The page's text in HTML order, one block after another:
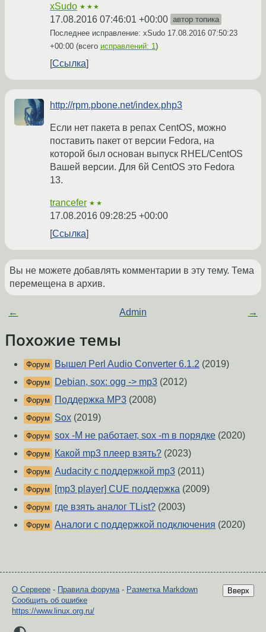
xSudo ★★★
17.08.2016 07:46:01 +00:00 автор топика
Последнее исправление: xSudo 17.08.2016 07:50:23
+00:00 (всего исправлений: 1 )
Ссылка
http://rpm.pbone.net/index.php3
Если нет пакета в репах CentOS, можно
поставить пакет от версии Fedora, на
которой был основан выпуск RHEL/CentOS
Вашей версии. Для 6й CentOS это Fedora
13.
trancefer ★★
17.08.2016 09:28:25 +00:00
Ссылка
Вы не можете добавлять комментарии в эту тему. Тема
перемещена в архив.
← Admin →
Похожие темы
Форум Вышел Perl Audio Converter 6.1.2 (2019)
Форум Debian, sox: ogg -> mp3 (2012)
Форум Поддержка MP3 (2008)
Форум Sox (2019)
Форум sox -M не работает, sox -m в порядке (2020)
Форум Какой mp3 плеер взять? (2023)
Форум Audacity с поддержкой mp3 (2011)
Форум [mp3 player] CUE поддержка (2009)
Форум где взять аналог TList? (2003)
Форум Аналоги с поддержкой подключения (2020)
Вверх
О Сервере - Правила форума - Разметка Markdown
Сообщить об ошибке
https://www.linux.org.ru/